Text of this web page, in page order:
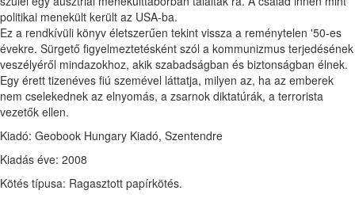
politikai menekült került az USA-ba.
Ez a rendkívüli könyv életszerűen tekint vissza a reménytelen '50-es
évekre. Sürgető figyelmeztetésként szól a kommunizmus terjedésének
veszélyéről mindazokhoz, akik szabadságban és biztonságban élnek.
Egy érett tizenéves fiú szemével láttatja, milyen az, ha az emberek
nem cselekednek az elnyomás, a zsarnok diktatúrák, a terrorista
vezetők ellen.
Kiadó: Geobook Hungary Kiadó, Szentendre
Kiadás éve: 2008
Kötés típusa: Ragasztott papírkötés.